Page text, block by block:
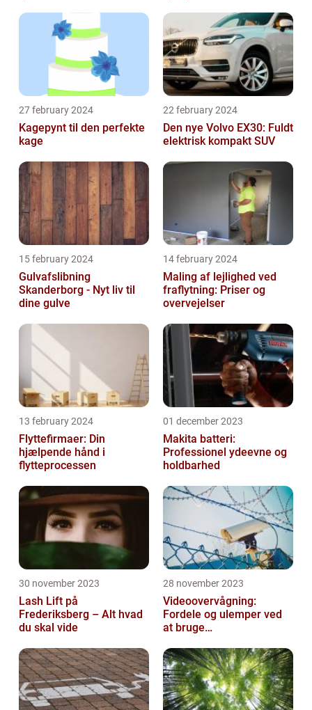
27 february 2024
Kagepynt til den perfekte
kage
22 february 2024
Den nye Volvo EX30: Fuldt
elektrisk kompakt SUV
15 february 2024
Gulvafslibning
Skanderborg - Nyt liv til
dine gulve
14 february 2024
Maling af lejlighed ved
fraflytning: Priser og
overvejelser
13 february 2024
Flyttefirmaer: Din
hjælpende hånd i
flytteprocessen
01 december 2023
Makita batteri:
Professionel ydeevne og
holdbarhed
30 november 2023
Lash Lift på
Frederiksberg – Alt hvad
du skal vide
28 november 2023
Videoovervågning:
Fordele og ulemper ved
at bruge